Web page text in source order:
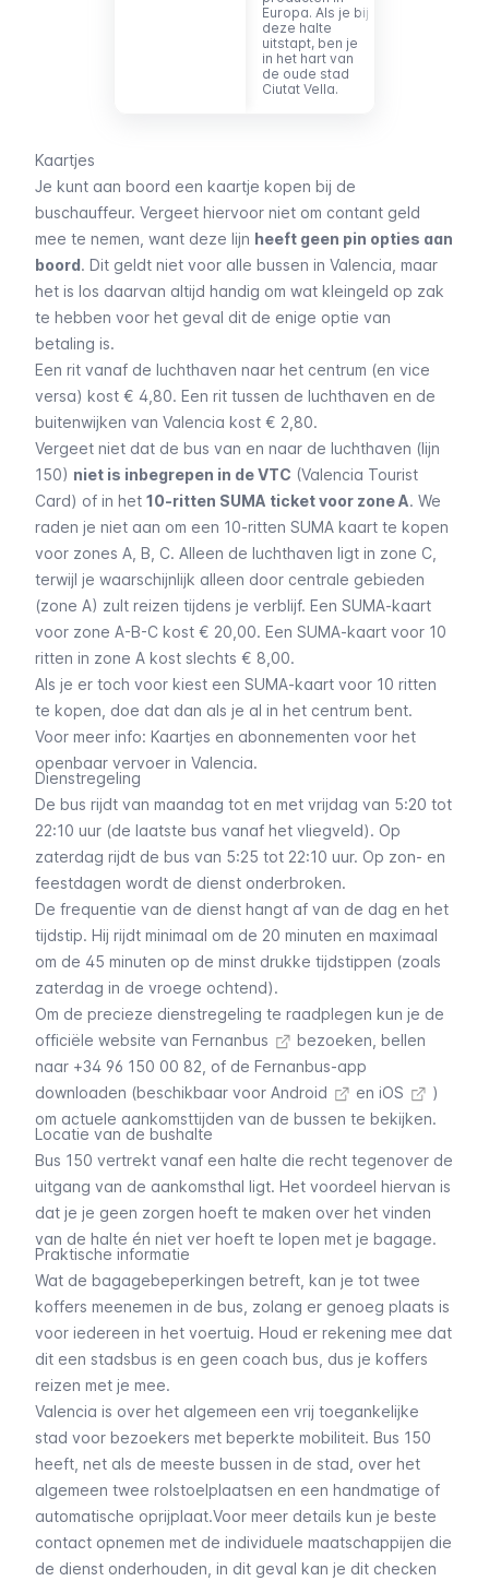
Europa. Als je bij
deze halte
uitstapt, ben je
in het hart van
de oude stad
Ciutat Vella.
Kaartjes
Je kunt aan boord een kaartje kopen bij de
buschauffeur. Vergeet hiervoor niet om contant geld
mee te nemen, want deze lijn heeft geen pin opties aan
boord. Dit geldt niet voor alle bussen in Valencia, maar
het is los daarvan altijd handig om wat kleingeld op zak
te hebben voor het geval dit de enige optie van
betaling is.
Een rit vanaf de luchthaven naar het centrum (en vice
versa) kost € 4,80. Een rit tussen de luchthaven en de
buitenwijken van Valencia kost € 2,80.
Vergeet niet dat de bus van en naar de luchthaven (lijn
150) niet is inbegrepen in de VTC (Valencia Tourist
Card) of in het 10-ritten SUMA ticket voor zone A. We
raden je niet aan om een 10-ritten SUMA kaart te kopen
voor zones A, B, C. Alleen de luchthaven ligt in zone C,
terwijl je waarschijnlijk alleen door centrale gebieden
(zone A) zult reizen tijdens je verblijf. Een SUMA-kaart
voor zone A-B-C kost € 20,00. Een SUMA-kaart voor 10
ritten in zone A kost slechts € 8,00.
Als je er toch voor kiest een SUMA-kaart voor 10 ritten
te kopen, doe dat dan als je al in het centrum bent.
Voor meer info: Kaartjes en abonnementen voor het
openbaar vervoer in Valencia.
Dienstregeling
De bus rijdt van maandag tot en met vrijdag van 5:20 tot
22:10 uur (de laatste bus vanaf het vliegveld). Op
zaterdag rijdt de bus van 5:25 tot 22:10 uur. Op zon- en
feestdagen wordt de dienst onderbroken.
De frequentie van de dienst hangt af van de dag en het
tijdstip. Hij rijdt minimaal om de 20 minuten en maximaal
om de 45 minuten op de minst drukke tijdstippen (zoals
zaterdag in de vroege ochtend).
Om de precieze dienstregeling te raadplegen kun je de
officiële website van Fernanbus
bezoeken, bellen
naar +34 96 150 00 82, of de Fernanbus-app
downloaden (beschikbaar voor Android en iOS
)
om actuele aankomsttijden van de bussen te bekijken.
Locatie van de bushalte
Bus 150 vertrekt vanaf een halte die recht tegenover de
uitgang van de aankomsthal ligt. Het voordeel hiervan is
dat je je geen zorgen hoeft te maken over het vinden
van de halte én niet ver hoeft te lopen met je bagage.
Praktische informatie
Wat de bagagebeperkingen betreft, kan je tot twee
koffers meenemen in de bus, zolang er genoeg plaats is
voor iedereen in het voertuig. Houd er rekening mee dat
dit een stadsbus is en geen coach bus, dus je koffers
reizen met je mee.
Valencia is over het algemeen een vrij toegankelijke
stad voor bezoekers met beperkte mobiliteit. Bus 150
heeft, net als de meeste bussen in de stad, over het
algemeen twee rolstoelplaatsen en een handmatige of
automatische oprijplaat.Voor meer details kun je beste
contact opnemen met de individuele maatschappijen die
de dienst onderhouden, in dit geval kan je dit checken